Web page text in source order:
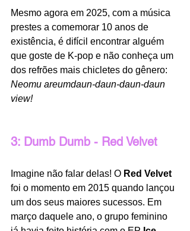
Mesmo agora em 2025, com a música
prestes a comemorar 10 anos de
existência, é difícil encontrar alguém
que goste de K-pop e não conheça um
dos refrões mais chicletes do gênero:
Neomu areumdaun-daun-daun-daun
view!
3: Dumb Dumb - Red Velvet
Imagine não falar delas! O Red Velvet
foi o momento em 2015 quando lançou
um dos seus maiores sucessos. Em
março daquele ano, o grupo feminino